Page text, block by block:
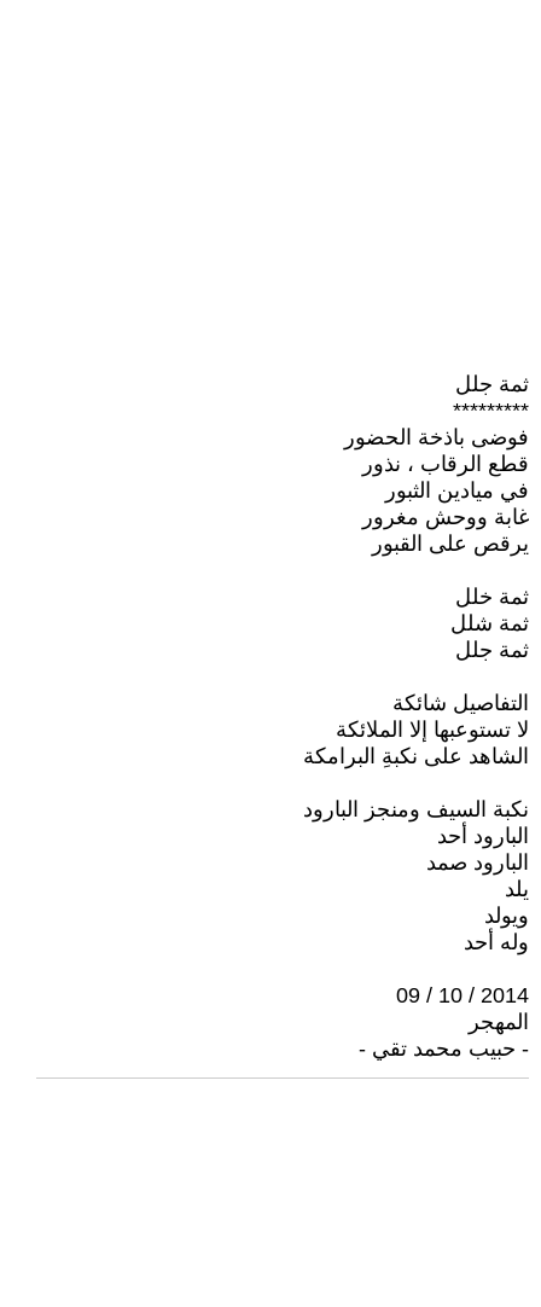
ثمة جلل
*********
فوضى باذخة الحضور
قطع الرقاب ، نذور
في ميادين الثبور
غابة ووحش مغرور
يرقص على القبور
ثمة خلل
ثمة شلل
ثمة جلل
التفاصيل شائكة
لا تستوعبها إلا الملائكة
الشاهد على نكبةِ البرامكة
نكبة السيف ومنجز البارود
البارود أحد
البارود صمد
يلد
ويولد
وله أحد
2014 / 10 / 09
المهجر
- حبيب محمد تقي -